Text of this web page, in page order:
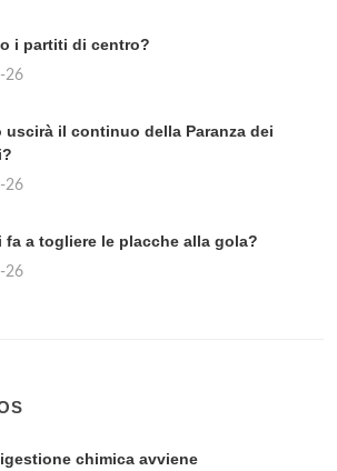
i partiti di centro?
26
uscirà il continuo della Paranza dei
26
fa a togliere le placche alla gola?
26
chimica avviene